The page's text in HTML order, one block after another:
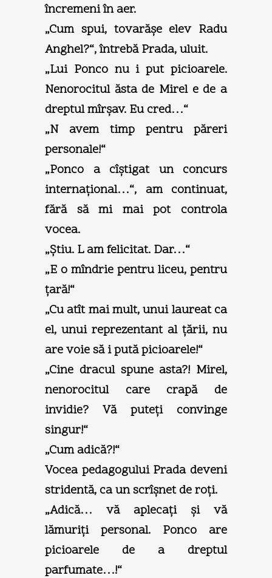
încremeni în aer.
„Cum spui, tovarăşe elev Radu
Anghel?“, întrebă Prada, uluit.
„Lui Ponco nu i put picioarele.
Nenorocitul ăsta de Mirel e de a
dreptul mîrşav. Eu cred…“
„N avem timp pentru păreri
personale!“
„Ponco a cîştigat un concurs
internaţional…“, am continuat,
fără să mi mai pot controla
vocea.
„Ştiu. L am felicitat. Dar…“
„E o mîndrie pentru liceu, pentru
ţară!“
„Cu atît mai mult, unui laureat ca
el, unui reprezentant al ţării, nu
are voie să i pută picioarele!“
„Cine dracul spune asta?! Mirel,
nenorocitul care crapă de
invidie? Vă puteţi convinge
singur!“
„Cum adică?!“
Vocea pedagogului Prada deveni
stridentă, ca un scrîşnet de roţi.
„Adică… vă aplecaţi şi vă
lămuriţi personal. Ponco are
picioarele de a dreptul
parfumate…!“